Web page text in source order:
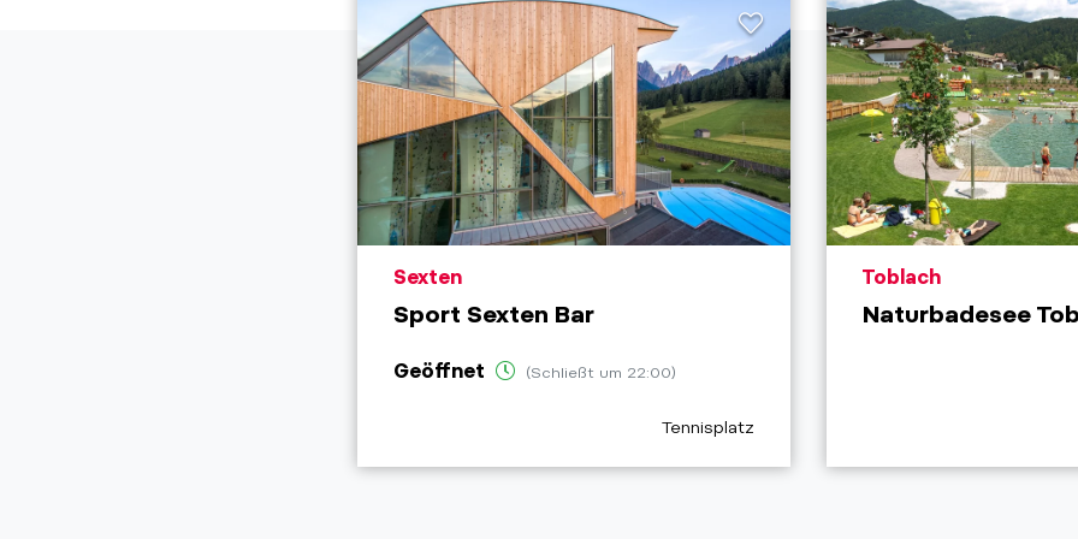
aria.poi_location_prefix
Sexten
Sport Sexten Bar
Geöffnet (Schließt um 22:00)
aria.poi_category_prefix
Tennisplatz
Toblach
Naturbadesee